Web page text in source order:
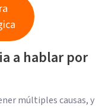
a hablar por
múltiples causas, y